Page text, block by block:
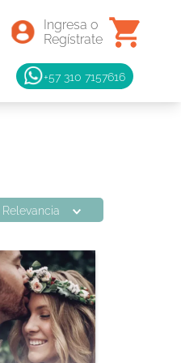
+57 310 7157616
Relevancia